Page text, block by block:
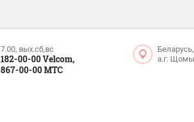
вых.сб,вс
00-00 Velcom,
867-00-00 МТС
а.г.